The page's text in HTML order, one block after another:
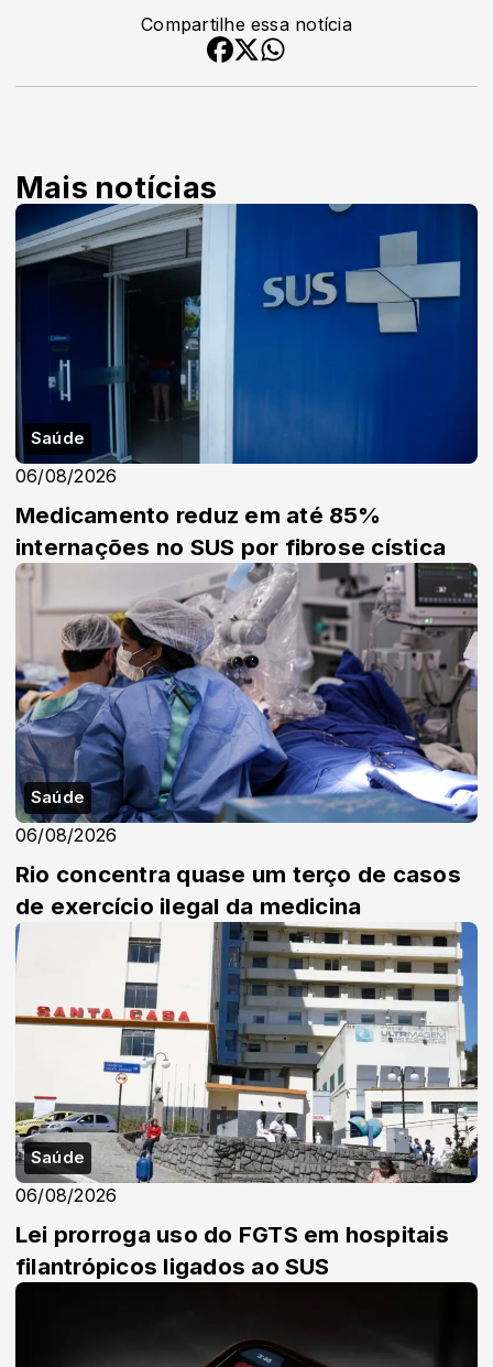
Compartilhe essa notícia
Mais notícias
Saúde
06/08/2026
Medicamento reduz em até 85%
internações no SUS por fibrose cística
Saúde
06/08/2026
Rio concentra quase um terço de casos
de exercício ilegal da medicina
Saúde
06/08/2026
Lei prorroga uso do FGTS em hospitais
filantrópicos ligados ao SUS